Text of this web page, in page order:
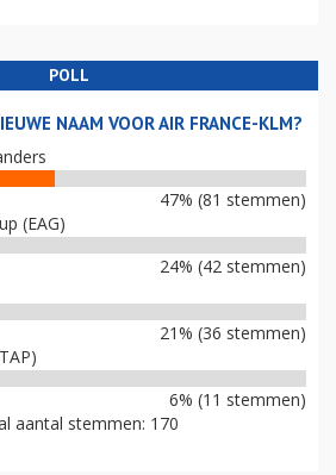
POLL
NAAM VOOR AIR FRANCE-KLM?
47% (81 stemmen)
(EAG)
24% (42 stemmen)
21% (36 stemmen)
6% (11 stemmen)
aantal stemmen: 170